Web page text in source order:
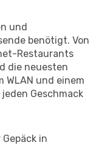
und
benötigt. Von
Restaurants
die neuesten
WLAN und einem
Geschmack
in